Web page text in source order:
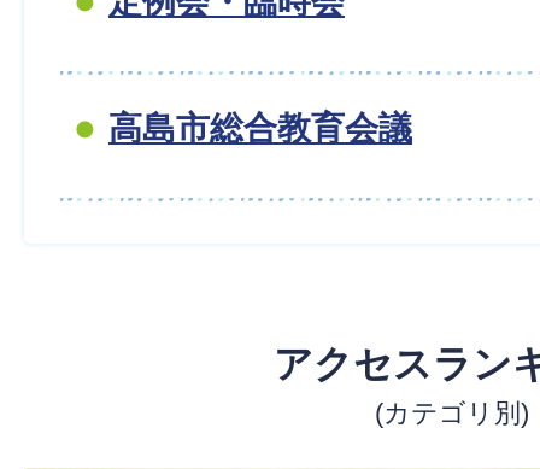
高島市総合教育会議
アクセスラン
(カテゴリ別)